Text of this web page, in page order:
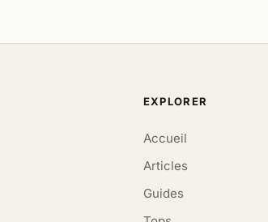
EXPLORER
Accueil
Articles
Guides